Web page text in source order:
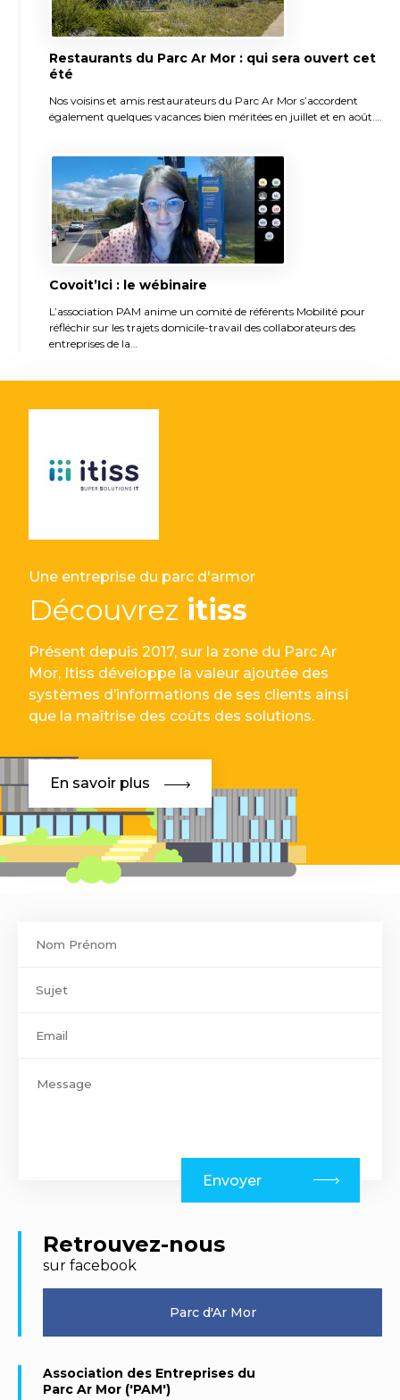
Restaurants du Parc Ar Mor : qui sera ouvert cet
été
Nos voisins et amis restaurateurs du Parc Ar Mor s’accordent
également quelques vacances bien méritées en juillet et en août.…
Covoit’Ici : le wébinaire
L’association PAM anime un comité de référents Mobilité pour
réfléchir sur les trajets domicile-travail des collaborateurs des
entreprises de la…
Une entreprise du parc d'armor
Découvrez itiss
Présent depuis 2017, sur la zone du Parc Ar
Mor, Itiss développe la valeur ajoutée des
systèmes d’informations de ses clients ainsi
que la maîtrise des coûts des solutions.
En savoir plus
Retrouvez-nous
sur facebook
Parc d'Ar Mor
Association des Entreprises du
Parc Ar Mor ('PAM')
footer
Envoyer